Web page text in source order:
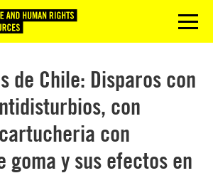
menu
de Chile: Disparos con
con
con
goma y sus efectos en